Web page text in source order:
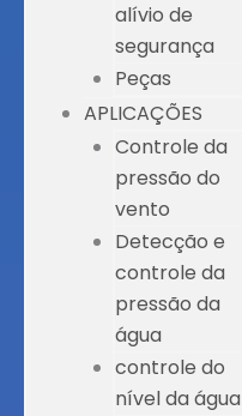
alívio de
segurança
Peças
APLICAÇÕES
Controle da
pressão do
vento
Detecção e
controle da
pressão da
água
controle do
nível da água